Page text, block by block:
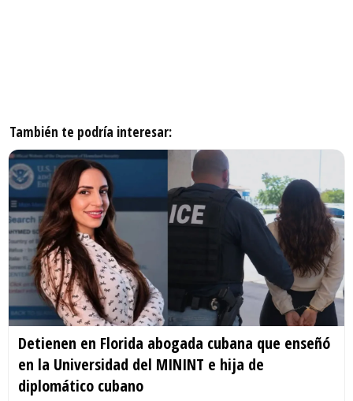
También te podría interesar:
Detienen en Florida abogada cubana que enseñó
en la Universidad del MININT e hija de
diplomático cubano